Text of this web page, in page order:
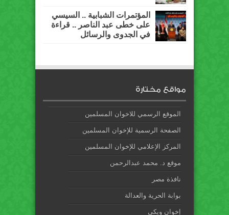
المؤتمرات الشبابية .. السيسي
على خطى عبد الناصر .. قراءة
في الجدوى والرسائل
مواقع مختارة
الموقع الرسمي للاخوان المسلمين
الصفحة الرسمية للإخوان المسلمين
المركز الإعلامي للإخوان المسلمين
موقع د. محمد عبدالرحمن
نافذة مصر
بوابة الحرية والعدالة
إخوان ويكي